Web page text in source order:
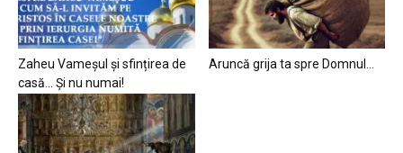
Zaheu Vameșul și sfințirea de
casă… Și nu numai!
Aruncă grija ta spre Domnul…